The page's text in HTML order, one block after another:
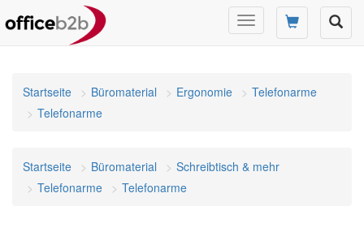
Navigation
umschalten
Startseite Büromaterial Ergonomie
Telefonarme
Telefonarme
Startseite Büromaterial
Schreibtisch & mehr
Telefonarme
Telefonarme